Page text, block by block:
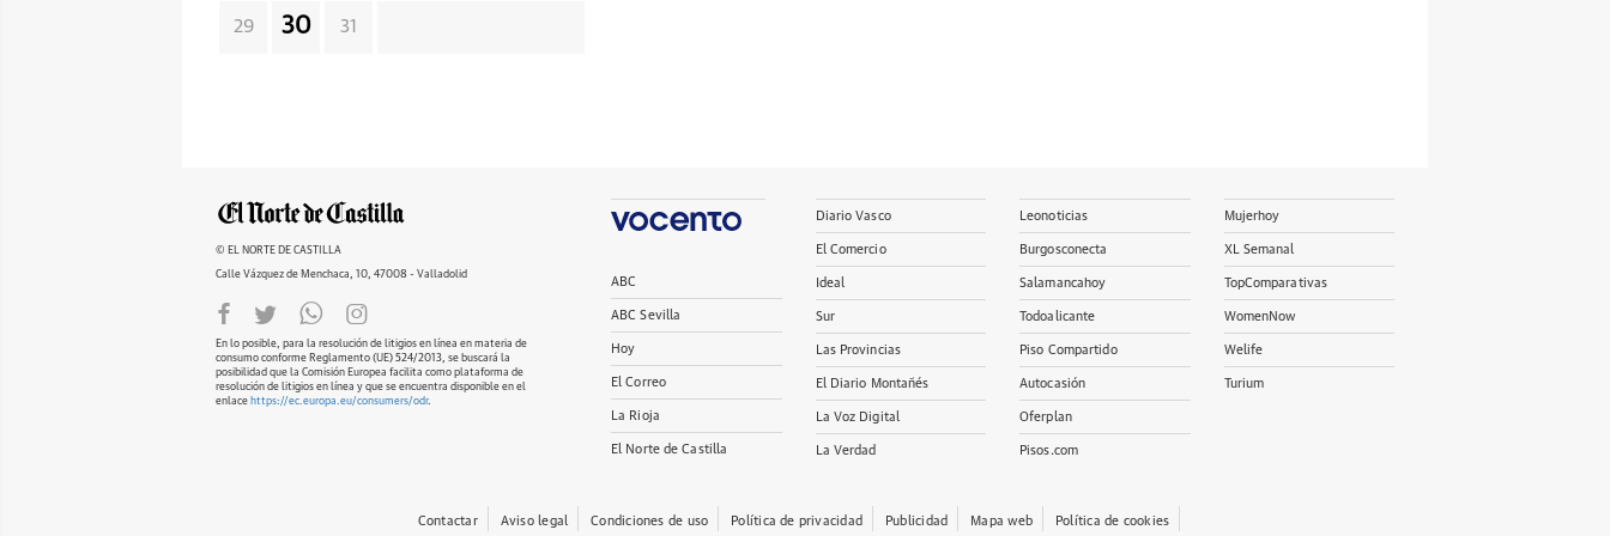
29 30 31
© EL NORTE DE CASTILLA
Calle Vázquez de Menchaca, 10, 47008 - Valladolid
En lo posible, para la resolución de litigios en línea en materia de
consumo conforme Reglamento (UE) 524/2013, se buscará la
posibilidad que la Comisión Europea facilita como plataforma de
resolución de litigios en línea y que se encuentra disponible en el
enlace https://ec.europa.eu/consumers/odr.
ABC
ABC Sevilla
Hoy
El Correo
La Rioja
El Norte de Castilla
Diario Vasco
El Comercio
Ideal
Sur
Las Provincias
El Diario Montañés
La Voz Digital
La Verdad
Leonoticias
Burgosconecta
Salamancahoy
Todoalicante
Piso Compartido
Autocasión
Oferplan
Pisos.com
Mujerhoy
XL Semanal
TopComparativas
WomenNow
Welife
Turium
Contactar Aviso legal Condiciones de uso Política de privacidad Publicidad Mapa web Política de cookies